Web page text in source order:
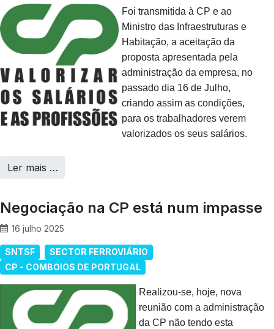
Foi transmitida à CP e ao
Ministro das Infraestruturas e
Habitação, a aceitação da
proposta apresentada pela
administração da empresa, no
passado dia 16 de Julho,
criando assim as condições,
para os trabalhadores verem
valorizados os seus salários.
Ler mais …
Negociação na CP está num impasse
16 julho 2025
SNTSF
SECTOR FERROVIÁRIO
CP - COMBOIOS DE PORTUGAL
Realizou-se, hoje, nova
reunião com a administração
da CP não tendo esta